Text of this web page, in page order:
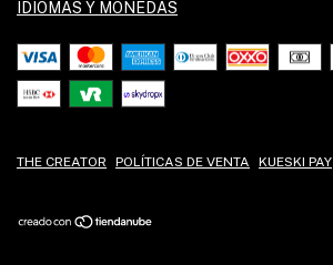
IDIOMAS Y MONEDAS
THE CREATOR POLÍTICAS DE VENTA KUESKI PAY